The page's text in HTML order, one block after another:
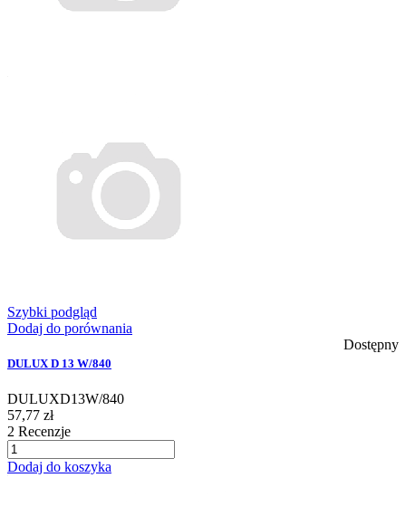
Szybki podgląd
Dodaj do porównania
Dostępny
DULUX D 13 W/840
DULUXD13W/840
57,77 zł
2 Recenzje
Dodaj do koszyka